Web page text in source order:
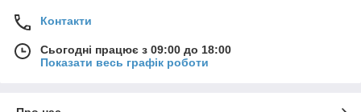
Контакти
Сьогодні працює з 09:00 до 18:00
Показати весь графік роботи